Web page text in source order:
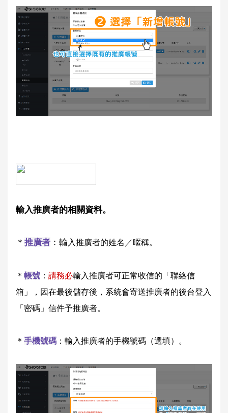
輸入推廣者的相關資料。
＊ 推廣者 ：輸 入推廣者的姓名／暱稱。
＊ 帳號 ： 請務必輸入推廣者可正常收信的「聯絡信
箱」，因在最後儲存後，系統會寄送推廣者的後台登入
「密碼」信件予推廣者。
＊ 手機號碼 ：輸入推廣者的手機號碼（選填）。